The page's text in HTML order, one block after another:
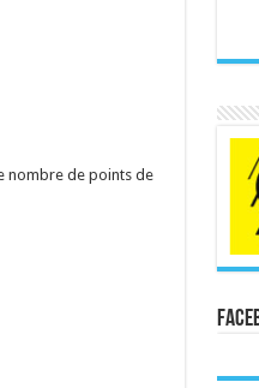
nombre de points de